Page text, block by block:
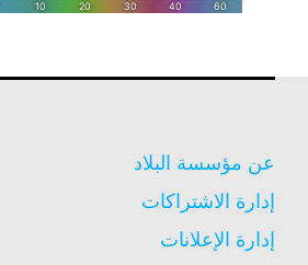
عن مؤسسة البلاد
إدارة الاشتراكات
إدارة الإعلانات